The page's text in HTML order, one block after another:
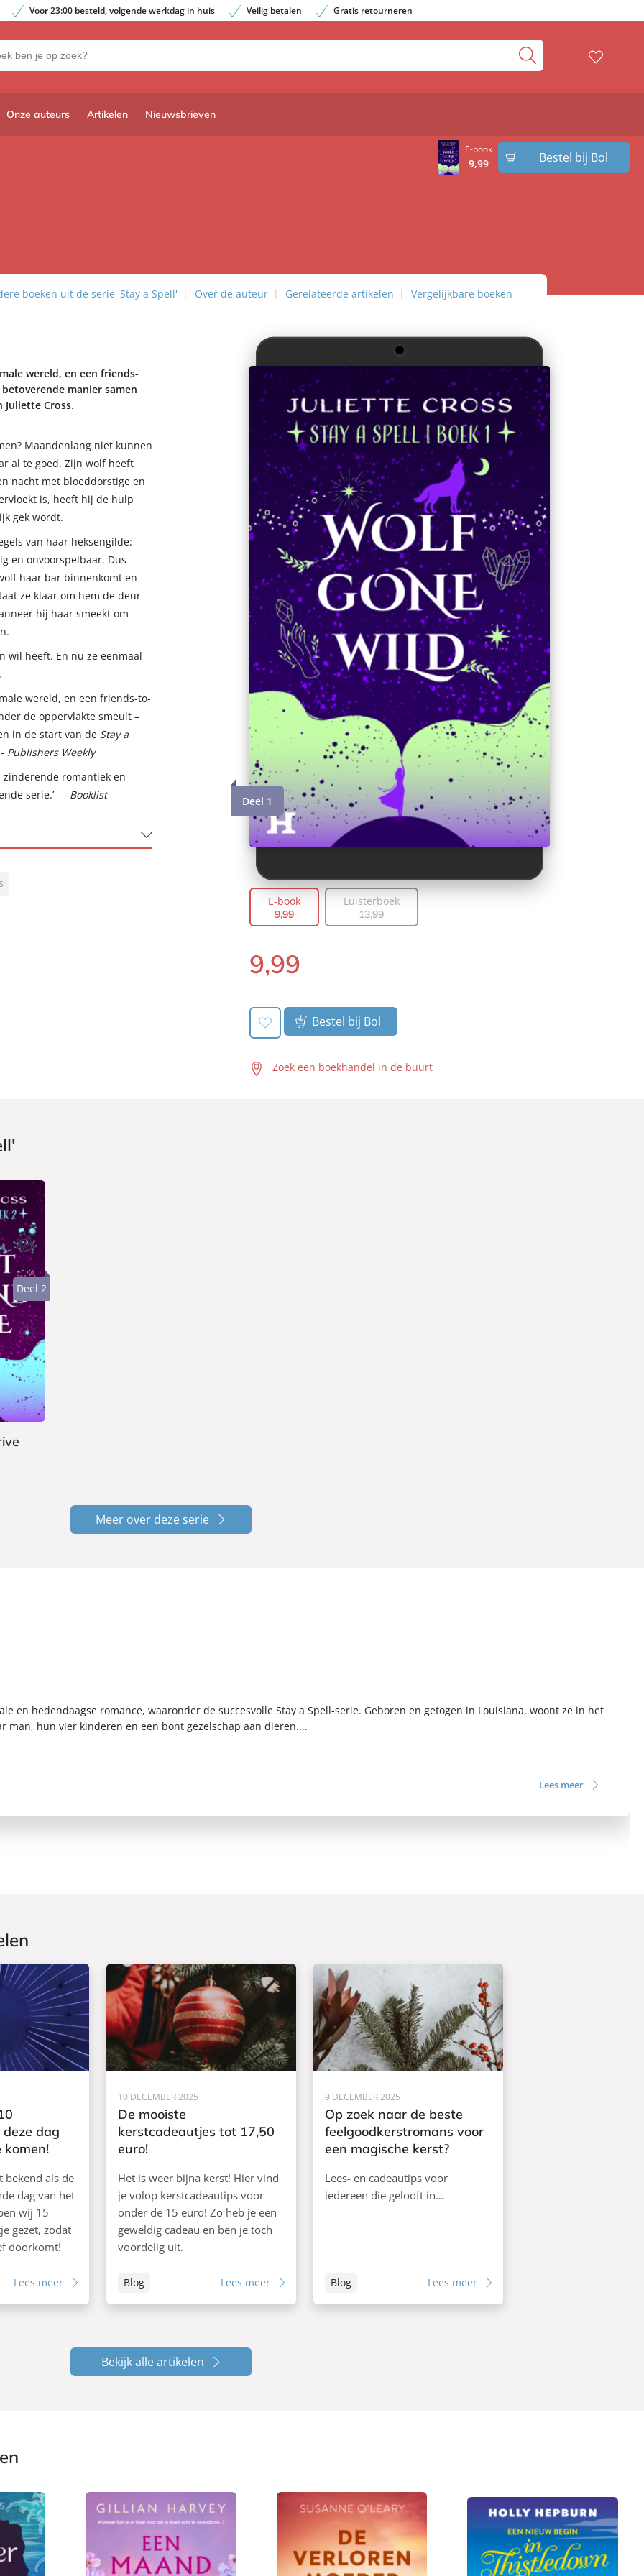
Voor 23:00 besteld, volgende werkdag in huis Veilig betalen Gratis retourneren
Onze auteurs Artikelen Nieuwsbrieven
E-book
9,99 Bestel bij Bol
boeken uit de serie 'Stay a Spell' Over de auteur Gerelateerde artikelen Vergelijkbare boeken
wereld, en een friends-
manier samen
Juliette Cross.
Maandenlang niet kunnen
al te goed. Zijn wolf heeft
nacht met bloeddorstige en
is, heeft hij de hulp
gek wordt.
van haar heksengilde:
en onvoorspelbaar. Dus
haar bar binnenkomt en
ze klaar om hem de deur
hij haar smeekt om
wil heeft. En nu ze eenmaal
wereld, en een friends-to-
de oppervlakte smeult –
in de start van de Stay a
Publishers Weekly
zinderende romantiek en
serie.’ — Booklist Deel 1
E-book
9,99
Luisterboek
13,99
E-
9,99
Bestel bij Bol
Zoek een boekhandel in de buurt
Deel 2
Meer over deze serie
en hedendaagse romance, waaronder de succesvolle Stay a Spell-serie. Geboren en getogen in Louisiana, woont ze in het
man, hun vier kinderen en een bont gezelschap aan dieren....
Lees meer
dag
komen!
bekend als de
dag van het
wij 15
gezet, zodat
doorkomt!
Lees meer
10 DECEMBER 2025
De mooiste
kerstcadeautjes tot 17,50
euro!
Het is weer bijna kerst! Hier vind
je volop kerstcadeautips voor
onder de 15 euro! Zo heb je een
geweldig cadeau en ben je toch
voordelig uit.
Blog Lees meer
9 DECEMBER 2025
Op zoek naar de beste
feelgoodkerstromans voor
een magische kerst?
Lees- en cadeautips voor
iedereen die gelooft in…
Blog Lees meer
Bekijk alle artikelen